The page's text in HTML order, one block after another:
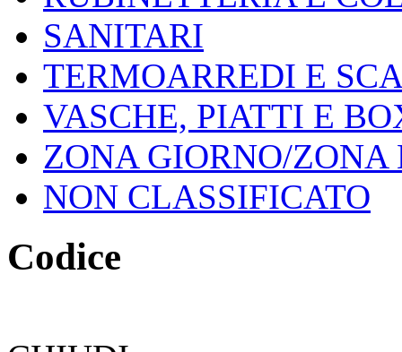
SANITARI
TERMOARREDI E
VASCHE, PIATTI E
ZONA GIORNO/ZONA
NON CLASSIFICATO
Codice